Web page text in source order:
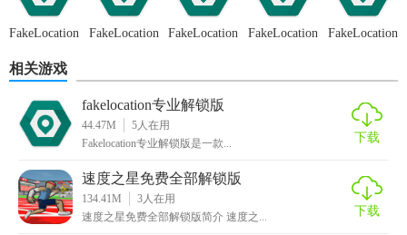
【Fake Location免费解锁版技巧】
1. 精准定位：在设定位置时，可以利用地图上的搜索功能或
手动拖动图标来精确选择目标位置。
2. 多场景应用：根据不同需求，如游戏定位、社交应用打卡
等，灵活切换预设位置。
3. 模拟运动轨迹：软件支持设置模拟运动路线，可以按照设
定的速度和方向自动移动位置，增加真实感。
FakeLocation
FakeLocation
FakeLocation
FakeLocation
FakeLocation
相关游戏
fakelocation专业解锁版
44.47M 5人在用
Fakelocation专业解锁版是一款...
下载
速度之星免费全部解锁版
134.41M 3人在用
速度之星免费全部解锁版简介 速度之...
下载